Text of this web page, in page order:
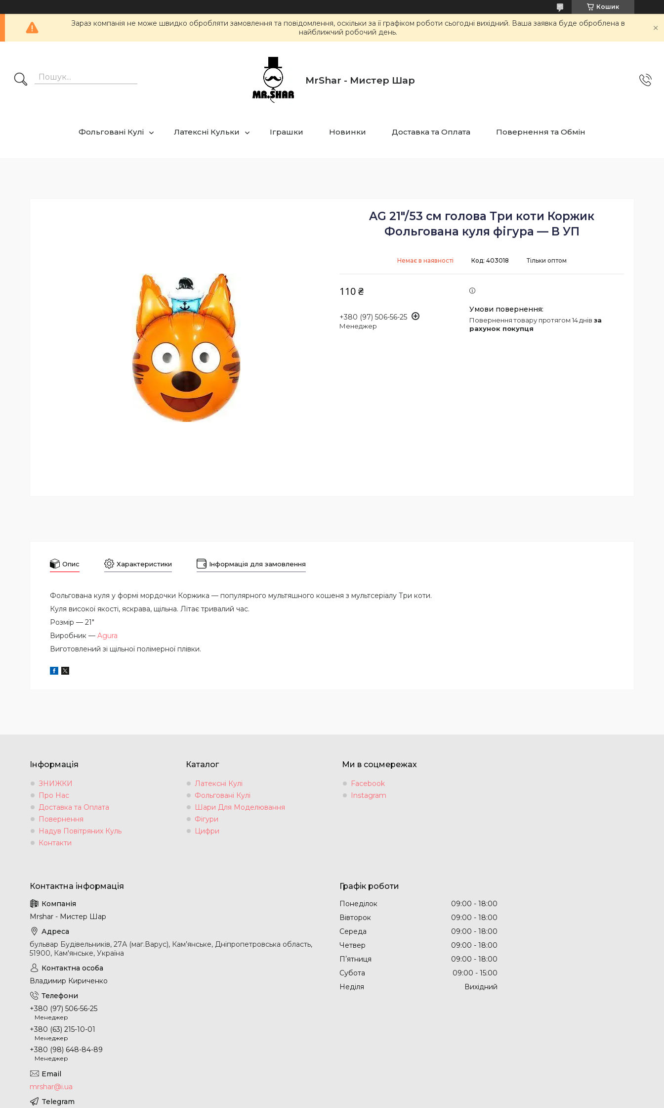
Кошик
Зараз компанія не може швидко обробляти замовлення та повідомлення, оскільки за її графіком роботи сьогодні вихідний. Ваша заявка буде оброблена в
найближчий робочий день.
MrShar - Мистер Шар
Фольговані Кулі Латексні Кульки Іграшки Новинки Доставка та Оплата Повернення та Обмін
AG 21"/53 см голова Три коти Коржик
Фольгована куля фігура — В УП
Немає в наявності Тільки оптом
Код: 403018
110 ₴
+380 (97) 506-56-25
Менеджер
повернення товару протягом 14 днів за
рахунок покупця
Опис Характеристики Інформація для замовлення
Фольгована куля у формі мордочки Коржика — популярного мультяшного кошеня з мультсеріалу Три коти.
Куля високої якості, яскрава, щільна. Літає тривалий час.
Розмір — 21"
Виробник — Agura
Виготовлений зі щільної полімерної плівки.
Інформація
ЗНИЖКИ
Про Нас
Доставка та Оплата
Повернення
Надув Повітряних Куль
Контакти
Каталог
Латексні Кулі
Фольговані Кулі
Шари Для Моделювання
Фігури
Цифри
Ми в соцмережах
Facebook
Instagram
Mrshar - Мистер Шар
бульвар Будівельників, 27А (маг.Варус), Кам’янське, Дніпропетровська область,
51900, Кам'янське, Україна
Владимир Кириченко
+380 (97) 506-56-25
Менеджер
+380 (63) 215-10-01
Менеджер
+380 (98) 648-84-89
Менеджер
mrshar@i.ua
Графік роботи
Понеділок 09:00
18:00
Вівторок
09:00
18:00
Середа
09:00
18:00
Четвер
09:00
18:00
Пʼятниця
09:00
18:00
Субота
09:00
15:00
Неділя
Вихідний